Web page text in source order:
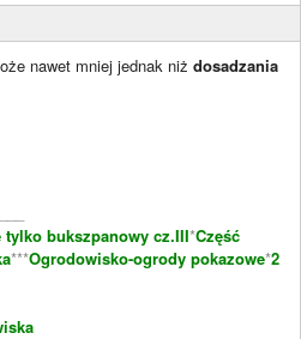
nawet mniej jednak niż dosadzania
tylko bukszpanowy cz.III*Część
***Ogrodowisko-ogrody pokazowe*2